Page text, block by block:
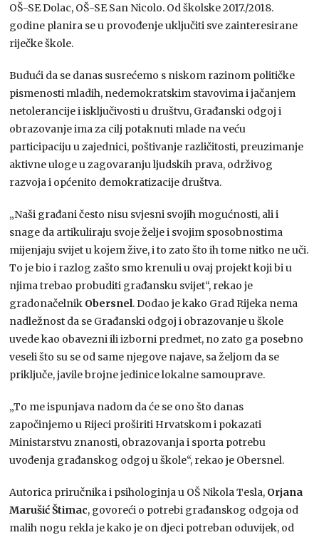
OŠ-SE Dolac, OŠ-SE San Nicolo. Od školske 2017./2018.
godine planira se u provođenje uključiti sve zainteresirane
riječke škole.
Budući da se danas susrećemo s niskom razinom političke
pismenosti mladih, nedemokratskim stavovima i jačanjem
netolerancije i isključivosti u društvu, Građanski odgoj i
obrazovanje ima za cilj potaknuti mlade na veću
participaciju u zajednici, poštivanje različitosti, preuzimanje
aktivne uloge u zagovaranju ljudskih prava, održivog
razvoja i općenito demokratizacije društva.
„Naši građani često nisu svjesni svojih mogućnosti, ali i
snage da artikuliraju svoje želje i svojim sposobnostima
mijenjaju svijet u kojem žive, i to zato što ih tome nitko ne uči.
To je bio i razlog zašto smo krenuli u ovaj projekt koji bi u
njima trebao probuditi građansku svijet“, rekao je
gradonačelnik Obersnel. Dodao je kako Grad Rijeka nema
nadležnost da se Građanski odgoj i obrazovanje u škole
uvede kao obavezni ili izborni predmet, no zato ga posebno
veseli što su se od same njegove najave, sa željom da se
priključe, javile brojne jedinice lokalne samouprave.
„To me ispunjava nadom da će se ono što danas
započinjemo u Rijeci proširiti Hrvatskom i pokazati
Ministarstvu znanosti, obrazovanja i sporta potrebu
uvođenja građanskog odgoj u škole“, rekao je Obersnel.
Autorica priručnika i psihologinja u OŠ Nikola Tesla, Orjana
Marušić Štimac, govoreći o potrebi građanskog odgoja od
malih nogu rekla je kako je on djeci potreban oduvijek, od